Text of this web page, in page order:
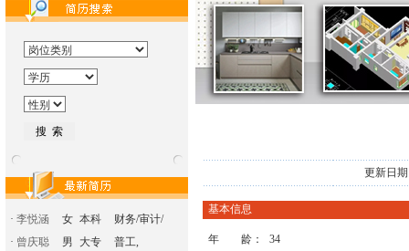
· 李悦涵 女 本科
财务/审计/
· 曾庆聪 男 大专
普工,
更新日
基本信息
年 龄：
34